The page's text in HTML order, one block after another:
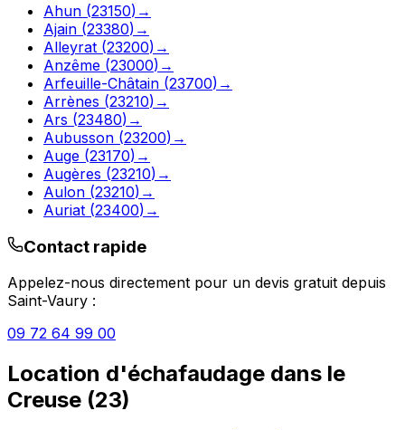
Ahun (23150) →
Ajain (23380) →
Alleyrat (23200) →
Anzême (23000) →
Arfeuille-Châtain (23700) →
Arrènes (23210) →
Ars (23480) →
Aubusson (23200) →
Auge (23170) →
Augères (23210) →
Aulon (23210) →
Auriat (23400) →
Contact rapide
Appelez-nous directement pour un devis gratuit depuis
Saint-Vaury :
09 72 64 99 00
Location d'échafaudage dans le
Creuse (23)